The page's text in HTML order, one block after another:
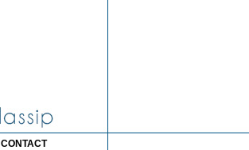
CONTACT